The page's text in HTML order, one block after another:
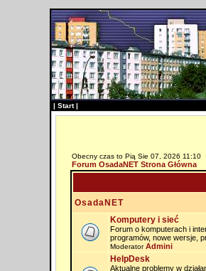
| Start|
Obecny czas to Pią Sie 07, 2026 11:10
Forum OsadaNET Strona Główna
OsadaNET
Komputery i sieć
Forum o komputerach i
programów, nowe wersje,
ModeratorAdmini
HelpDesk
Aktualne problemy w